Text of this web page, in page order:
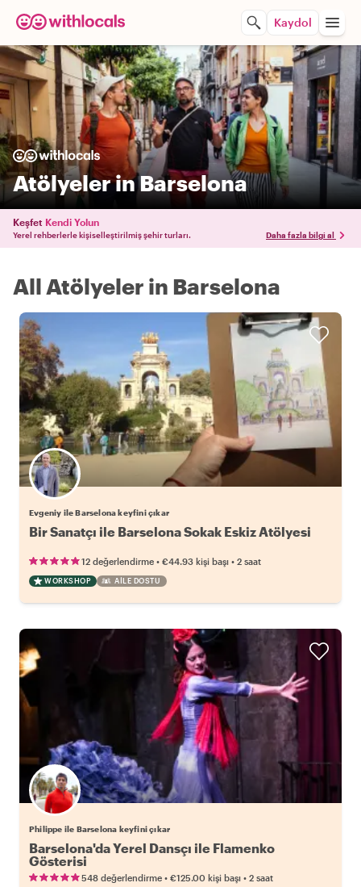
Kaydol
Atölyeler in Barselona
Keşfet Kendi Yolun
Yerel rehberlerle kişiselleştirilmiş şehir turları. Daha fazla bilgi al
All Atölyeler in Barselona
Evgeniy ile Barselona keyfini çıkar
Bir Sanatçı ile Barselona Sokak Eskiz Atölyesi
12 değerlendirme • €44.93 kişi başı • 2 saat
WORKSHOP AILE DOSTU
Philippe ile Barselona keyfini çıkar
Barselona'da Yerel Dansçı ile Flamenko
Gösterisi
548 değerlendirme • €125.00 kişi başı • 2 saat